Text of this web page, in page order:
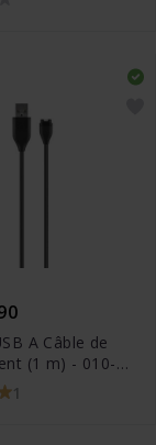
A Câble de
(1 m) - 010-
1